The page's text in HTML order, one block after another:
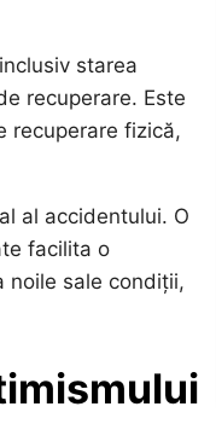
starea
recuperare. Este
recuperare fizică,
al accidentului. O
facilita o
noile sale condiții,